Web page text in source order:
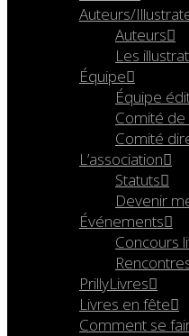
Auteurs/
Auteurs
Les
Équipe
Équipe
Comité
Comité
L’association
Statuts
Devenir
Événements
Concours
PrillyLivres
Livres en fête
Comment se